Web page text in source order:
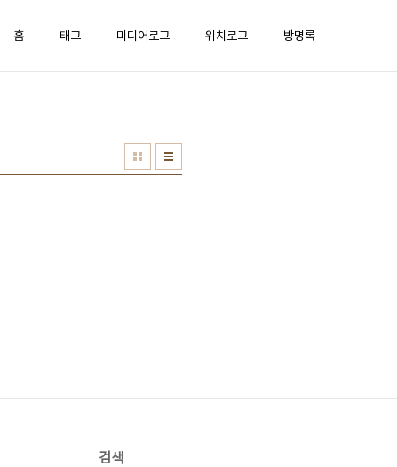
홈 태그 미디어로그 위치로그 방명록
검색